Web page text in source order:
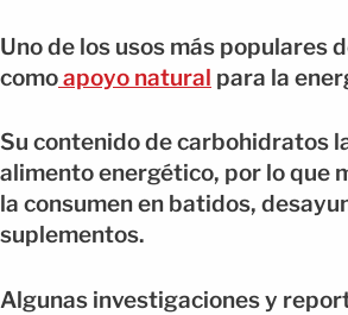
Uno de los usos más populares
comoapoyo natural para la
Su contenido de carbohidratos
alimento energético, por lo que
la consumen en batidos,
suplementos.
Algunas investigaciones y